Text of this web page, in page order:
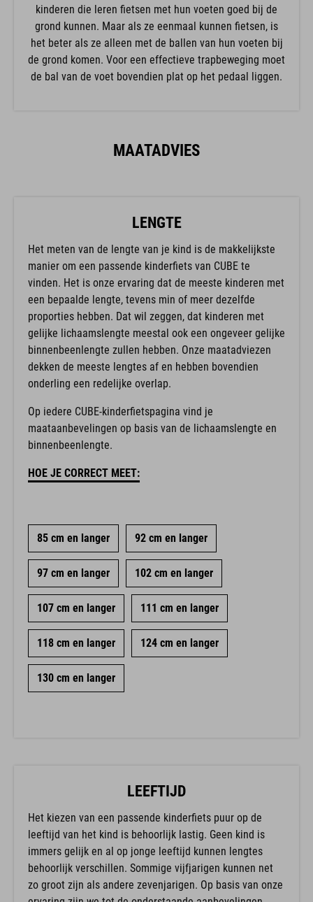
kinderen die leren fietsen met hun voeten goed bij de
grond kunnen. Maar als ze eenmaal kunnen fietsen, is
het beter als ze alleen met de ballen van hun voeten bij
de grond komen. Voor een effectieve trapbeweging moet
de bal van de voet bovendien plat op het pedaal liggen.
MAATADVIES
LENGTE
Het meten van de lengte van je kind is de makkelijkste
manier om een passende kinderfiets van CUBE te
vinden. Het is onze ervaring dat de meeste kinderen met
een bepaalde lengte, tevens min of meer dezelfde
proporties hebben. Dat wil zeggen, dat kinderen met
gelijke lichaamslengte meestal ook een ongeveer gelijke
binnenbeenlengte zullen hebben. Onze maatadviezen
dekken de meeste lengtes af en hebben bovendien
onderling een redelijke overlap.
Op iedere CUBE-kinderfietspagina vind je
maataanbevelingen op basis van de lichaamslengte en
binnenbeenlengte.
HOE JE CORRECT MEET:
85 cm en langer 92 cm en langer
97 cm en langer 102 cm en langer
107 cm en langer 111 cm en langer
118 cm en langer 124 cm en langer
130 cm en langer
LEEFTIJD
Het kiezen van een passende kinderfiets puur op de
leeftijd van het kind is behoorlijk lastig. Geen kind is
immers gelijk en al op jonge leeftijd kunnen lengtes
behoorlijk verschillen. Sommige vijfjarigen kunnen net
zo groot zijn als andere zevenjarigen. Op basis van onze